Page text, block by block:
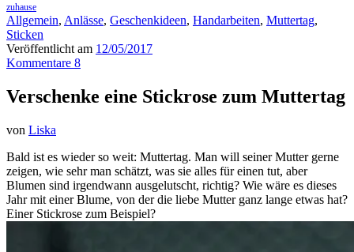
zuhause
Allgemein, Anlässe, Geschenkideen, Handarbeiten, Muttertag,
Sticken
Veröffentlicht am 12/05/2017
Kommentare 8
Verschenke eine Stickrose zum Muttertag
von Liska
Bald ist es wieder so weit: Muttertag. Man will seiner Mutter gerne
zeigen, wie sehr man schätzt, was sie alles für einen tut, aber
Blumen sind irgendwann ausgelutscht, richtig? Wie wäre es dieses
Jahr mit einer Blume, von der die liebe Mutter ganz lange etwas hat?
Einer Stickrose zum Beispiel?